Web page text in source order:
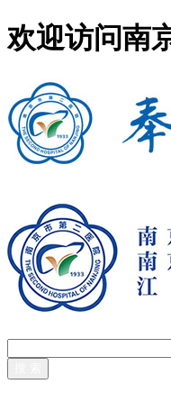
欢迎访问南